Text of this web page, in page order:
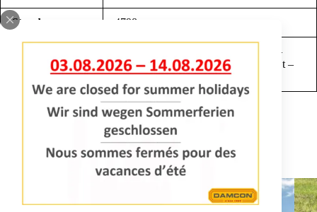
Stunden: 4798
Bemerkungen:
3 Zylinder Lombardini Dieselmotor –
hydrostatischer Fahrantrieb 0-6 Km/St –
Reifen 23×8.50-12 – Breite 104 cm
ANFRAGE INFORMATIONEN